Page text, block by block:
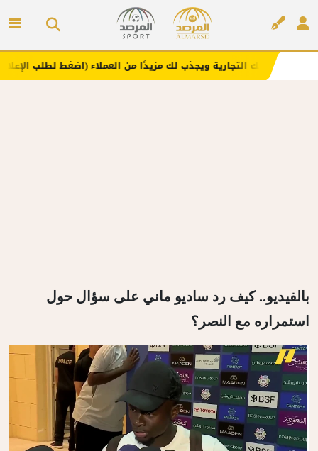
ويجذب لك مزيدًا من العملاء (اضغط لطلب الإعلان)
بالفيديو.. كيف رد ساديو ماني على سؤال حول
استمراره مع النصر؟